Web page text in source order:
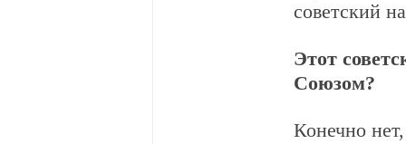
советский
Этот
Союзом?
Конечно